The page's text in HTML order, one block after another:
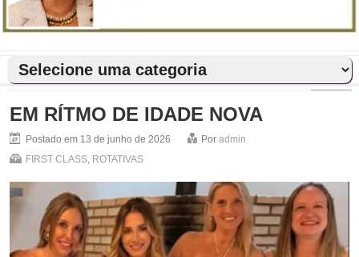
EM RÍTMO DE IDADE NOVA
Postado em 13 de junho de 2026 Poradmin
FIRST CLASS, ROTATIVAS